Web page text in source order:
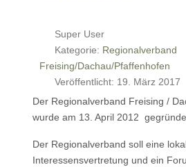
Super User
Kategorie: Regionalverband
Freising/Dachau/Pfaffenhofen
Veröffentlicht: 19. März 2017
Der Regionalverband Freising /
wurde am 13. April 2012
Der Regionalverband soll eine
Interessensvertretung und ein